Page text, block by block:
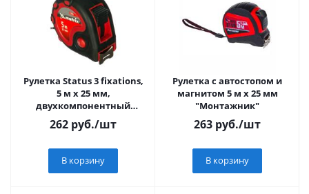
Рулетка Status 3 fixations,
5 м х 25 мм,
двухкомпонентный
корпус, 3 фиксации
ленты// Matrix
262 руб./шт
В корзину
Рулетка с автостопом и
магнитом 5 м х 25 мм
"Монтажник"
263 руб./шт
В корзину